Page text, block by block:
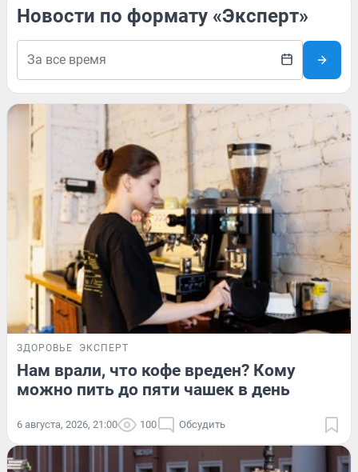
Новости по формату «Эксперт»
ЗДОРОВЬЕ ЭКСПЕРТ
Нам врали, что кофе вреден? Кому
можно пить до пяти чашек в день
6 августа, 2026, 21:00 100 Обсудить